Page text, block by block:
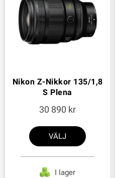
Nikon Z-Nikkor 135/1,8
S Plena
30 890
VÄLJ
I lager